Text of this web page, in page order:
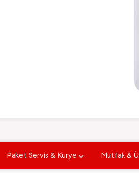
Paket Servis & Kurye Mutfak &